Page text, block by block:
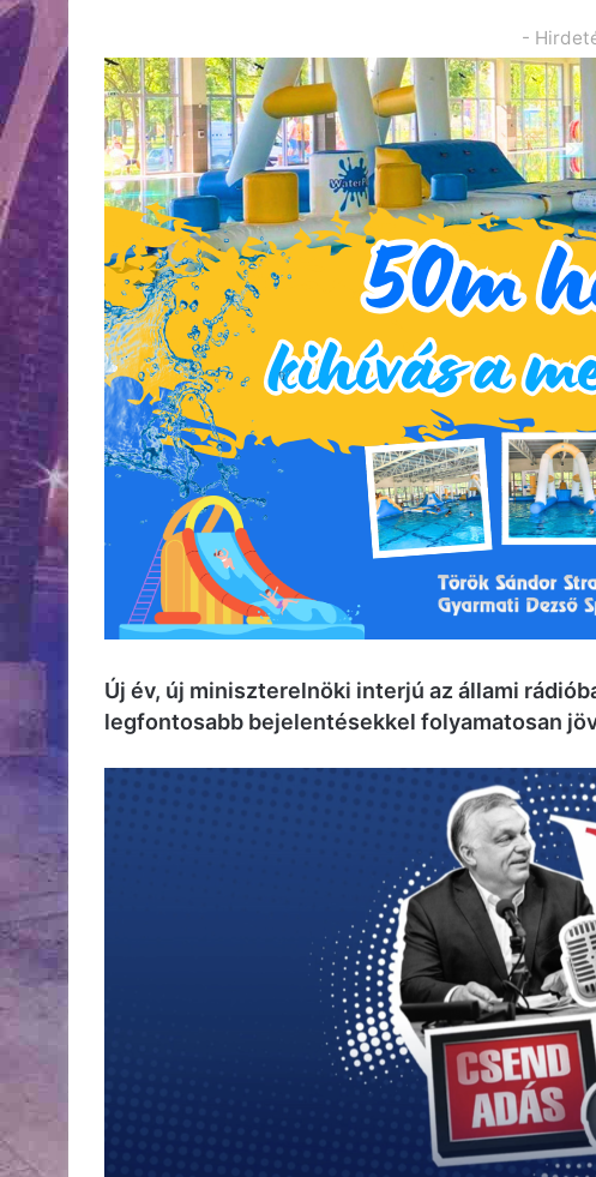
-
Új év, új miniszterelnöki interjú az állami
legfontosabb bejelentésekkel folyamatosan